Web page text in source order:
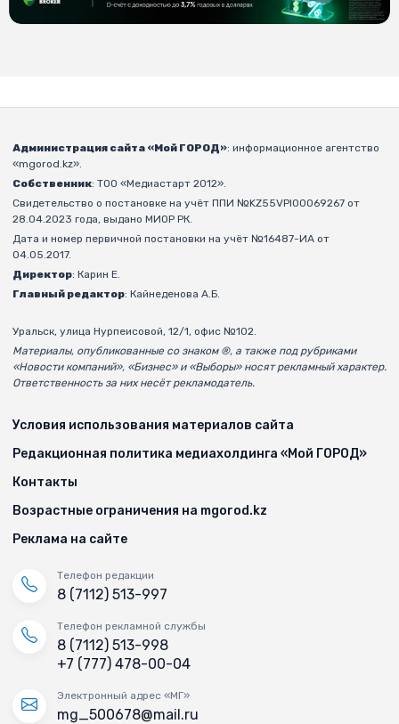
Администрация сайта «Мой ГОРОД»: информационное агентство
«mgorod.kz».
Собственник: ТОО «Медиастарт 2012».
Свидетельство о постановке на учёт ППИ №KZ55VPI00069267 от
28.04.2023 года, выдано МИОР РК.
Дата и номер первичной постановки на учёт №16487-ИА от
04.05.2017.
Директор: Карин Е.
Главный редактор: Кайнеденова А.Б.
Уральск, улица Нурпеисовой, 12/1, офис №102.
Материалы, опубликованные со знаком ®, а также под рубриками
«Новости компаний», «Бизнес» и «Выборы» носят рекламный характер.
Ответственность за них несёт рекламодатель.
Условия использования материалов сайта
Редакционная политика медиахолдинга «Мой ГОРОД»
Контакты
Возрастные ограничения на mgorod.kz
Реклама на сайте
Телефон редакции
8 (7112) 513-997
Телефон рекламной службы
8 (7112) 513-998
+7 (777) 478-00-04
Электронный адрес «МГ»
mg_500678@mail.ru